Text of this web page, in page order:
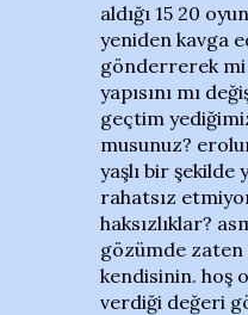
aldığı 15 20
yeniden kavga
gönderrerek mi
yapısını mı
geçtim
musunuz?
yaşlı bir şekilde
rahatsız
haksızlıklar?
gözümde zaten
kendisinin. hoş
verdiği değeri